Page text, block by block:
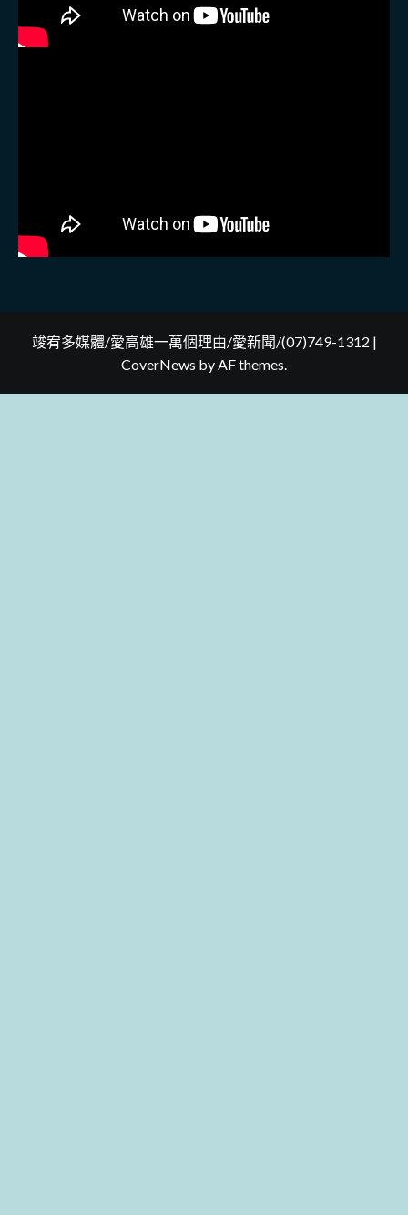
竣宥多媒體/愛高雄一萬個理由/愛新聞/(07)749-1312 |
CoverNews by AF themes.